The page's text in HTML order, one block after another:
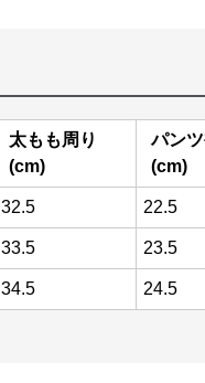
太もも周り
(cm)
パン
(cm)
32.5 22.5
33.5 23.5
34.5 24.5